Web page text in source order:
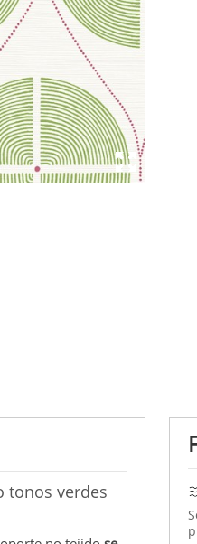
tonos verdes